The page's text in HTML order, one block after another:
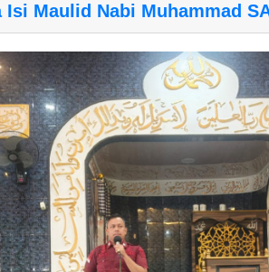
Isi Maulid Nabi Muhammad